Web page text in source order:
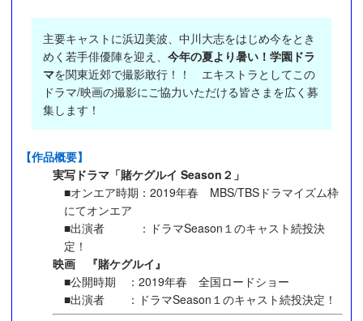
主要キャストに浜辺美波、中川大志をはじめ今をとき
めく若手俳優陣を迎え、 今年の夏より暑い！学園ドラ
マを関東近郊で撮影敢行！！ エキストラとしてこの
ドラマ/映画の撮影にご協力いただける皆さまを広く募
集します！
【作品概要】
実写ドラマ「賭ケグルイ Season２」
■オンエア時期：2019年春 MBS/TBSドラマイズム枠
にてオンエア
■出演者 ：ドラマSeason１のキャスト続投決
定！
映画 『賭ケグルイ』
■公開時期 ：2019年春 全国ロードショー
■出演者 ：ドラマSeason１のキャスト続投決定！